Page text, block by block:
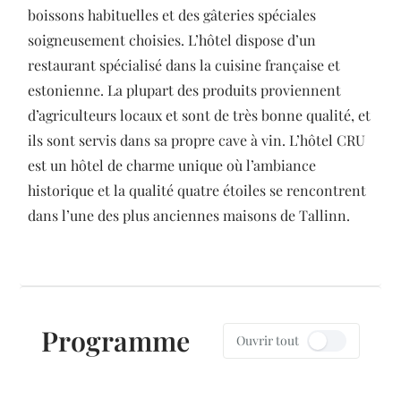
boissons habituelles et des gâteries spéciales
soigneusement choisies. L’hôtel dispose d’un
restaurant spécialisé dans la cuisine française et
estonienne. La plupart des produits proviennent
d’agriculteurs locaux et sont de très bonne qualité, et
ils sont servis dans sa propre cave à vin. L’hôtel CRU
est un hôtel de charme unique où l’ambiance
historique et la qualité quatre étoiles se rencontrent
dans l’une des plus anciennes maisons de Tallinn.
Programme Ouvrir tout